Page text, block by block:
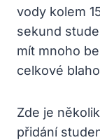
vody kolem
sekund
mít mnoho
celkové
Zde je
přidání